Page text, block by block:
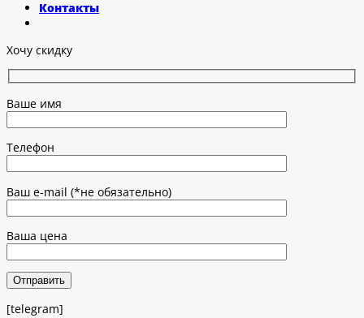
Контакты
Хочу скидку
Ваше имя
Телефон
Ваш e-mail (*не обязательно)
Ваша цена
[telegram]